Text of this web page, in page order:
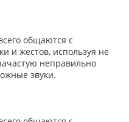
общаются с
жестов, используя не
неправильно
звуки.